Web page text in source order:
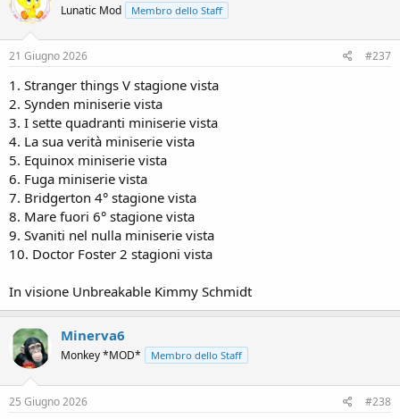
Lunatic Mod Membro dello Staff
21 Giugno 2026 #237
1. Stranger things V stagione vista
2. Synden miniserie vista
3. I sette quadranti miniserie vista
4. La sua verità miniserie vista
5. Equinox miniserie vista
6. Fuga miniserie vista
7. Bridgerton 4° stagione vista
8. Mare fuori 6° stagione vista
9. Svaniti nel nulla miniserie vista
10. Doctor Foster 2 stagioni vista
In visione Unbreakable Kimmy Schmidt
Minerva6
Monkey *MOD* Membro dello Staff
25 Giugno 2026 #238